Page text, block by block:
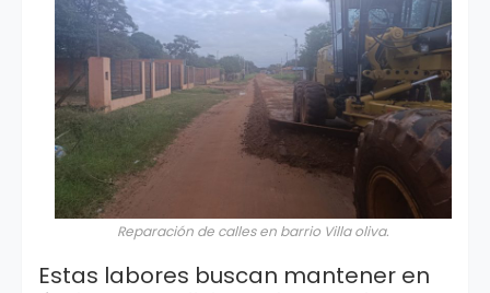
Reparación de calles en barrio Villa oliva.
Estas labores buscan mantener en